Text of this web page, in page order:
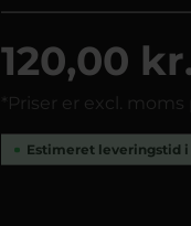
120,00
*Priser er excl.
Estimeret leveringstid i